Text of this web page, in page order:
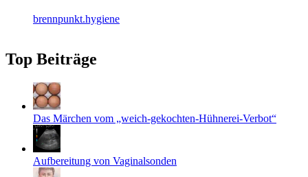
brennpunkt.hygiene
Top Beiträge
Das Märchen vom „weich-gekochten-Hühnerei-Verbot“
Aufbereitung von Vaginalsonden